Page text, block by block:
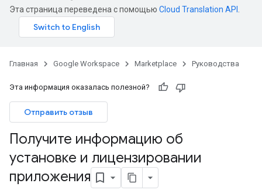
Эта страница переведена с помощью Cloud Translation API
Главная Google Workspace Marketplace Руководства
Эта информация оказалась полезной?
Отправить отзыв
Получите информацию об
установке и лицензировании
приложения